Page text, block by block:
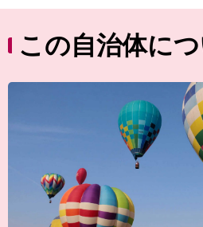
この自治体に